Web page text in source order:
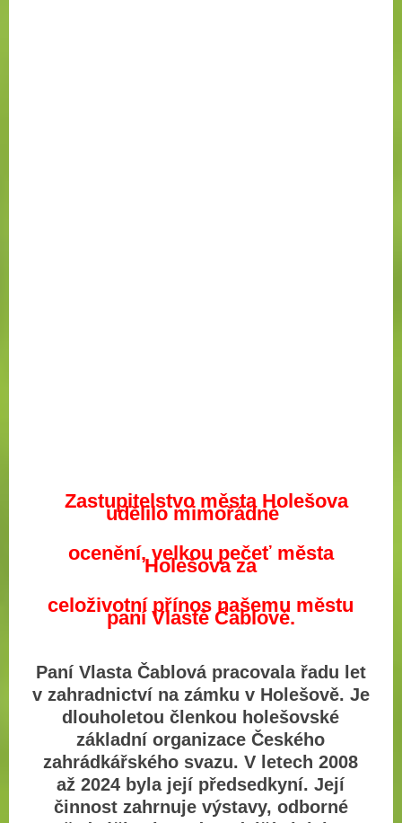
Zastupitelstvo města Holešova
udělilomimořádné
ocenění, velkou pečeť města
Holešova za
celoživotní přínos našemu městu
paní Vlastě Čablové.
Paní Vlasta Čablová pracovala řadu let
v zahradnictví na zámku v Holešově. Je
dlouholetou členkou holešovské
základní organizace Českého
zahrádkářského svazu. V letech 2008
až 2024 byla její předsedkyní. Její
činnost zahrnuje výstavy, odborné